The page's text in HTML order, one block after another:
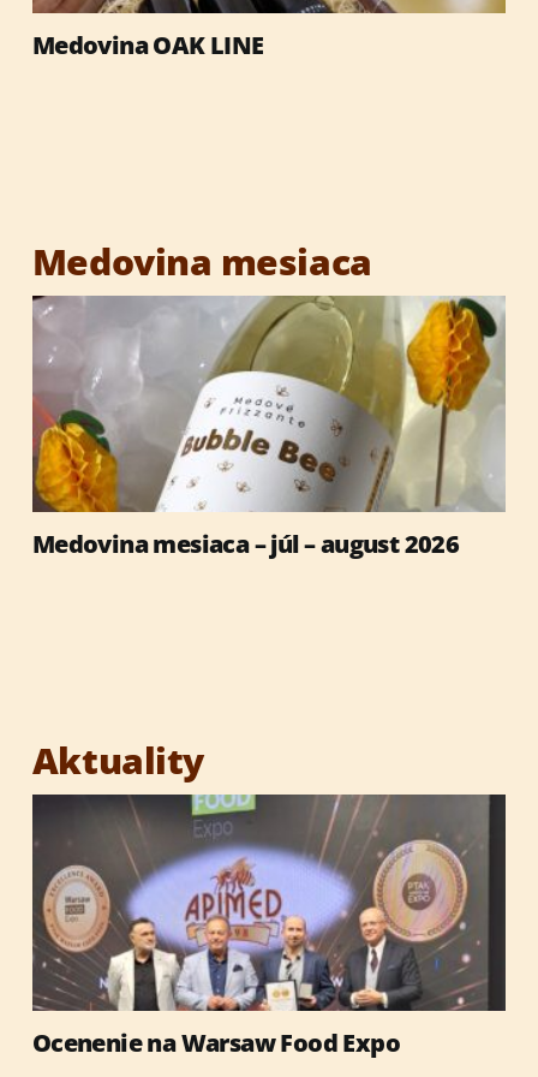
Výrobky so včelími produktmi
Medovina OAK LINE
Medovina mesiaca
Medovina mesiaca – júl – august 2026
Aktuality
Ocenenie na Warsaw Food Expo